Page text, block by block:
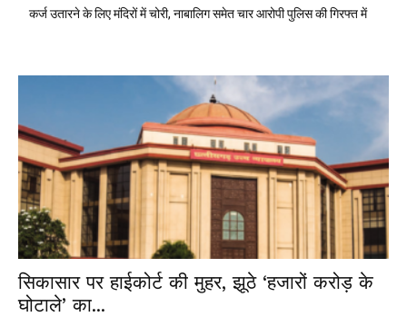
कर्ज उतारने के लिए मंदिरों में चोरी, नाबालिग समेत चार आरोपी पुलिस की गिरफ्त में
सिकासार पर हाईकोर्ट की मुहर, झूठे ‘हजारों करोड़ के
घोटाले’ का...